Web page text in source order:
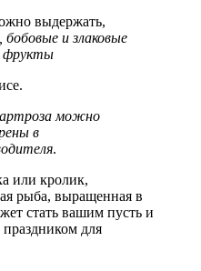
выдержать,
бобовые и злаковые
фрукты
артроза можно
в
.
или кролик,
рыба, выращенная в
стать вашим пусть и
для